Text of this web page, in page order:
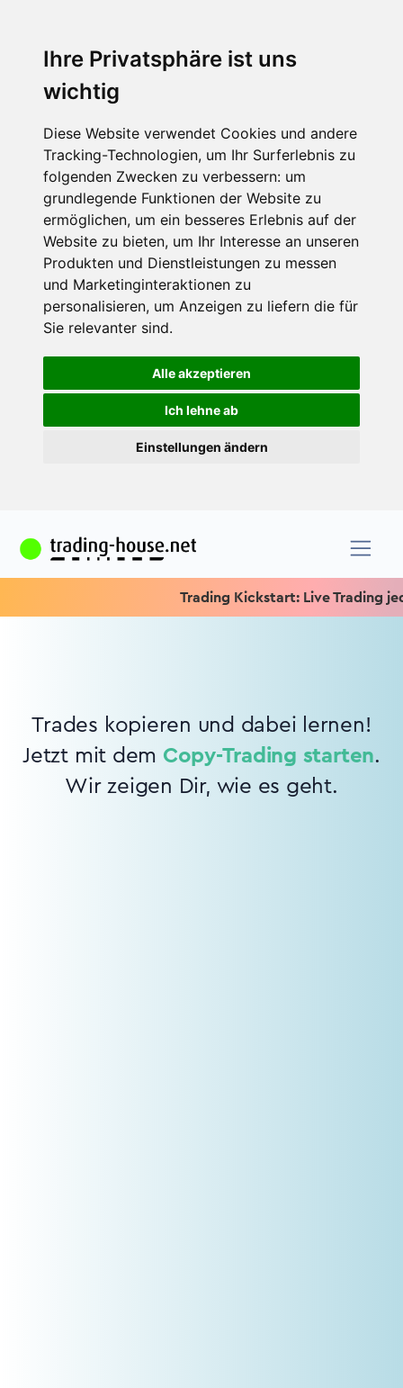
Ihre Privatsphäre ist uns
wichtig
Diese Website verwendet Cookies und andere
Tracking-Technologien, um Ihr Surferlebnis zu
folgenden Zwecken zu verbessern: um
grundlegende Funktionen der Website zu
ermöglichen, um ein besseres Erlebnis auf der
Website zu bieten, um Ihr Interesse an unseren
Produkten und Dienstleistungen zu messen
und Marketinginteraktionen zu
personalisieren, um Anzeigen zu liefern die für
Sie relevanter sind.
Alle akzeptieren
Ich lehne ab
Einstellungen ändern
Trading Kickstart: Live Trading
Trades kopieren und dabei lernen!
Jetzt mit dem Copy-Trading starten.
Wir zeigen Dir, wie es geht.